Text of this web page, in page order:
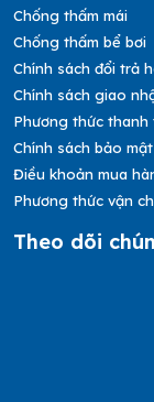
Chống thấm mái
Chống thấm bể bơi
Chính sách đổi trả
Chính sách giao
Phương thức thanh
Chính sách bảo
Điều khoản mua
Phương thức vận
Theo dõi